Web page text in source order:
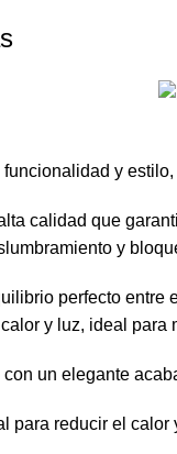
y
calidad que
y
perfecto entre
y luz, ideal para
un elegante
para reducir el calor